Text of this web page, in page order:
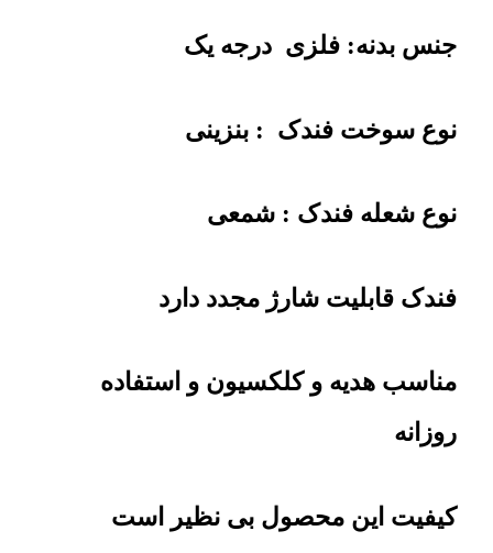
جنس بدنه: فلزی درجه یک
نوع سوخت فندک : بنزینی
نوع شعله فندک : شمعی
فندک قابلیت شارژ مجدد دارد
مناسب هدیه و کلکسیون و استفاده
روزانه
کیفیت این محصول بی نظیر است